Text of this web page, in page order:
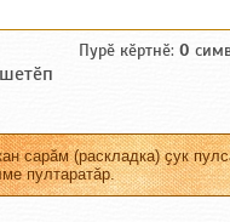
Пурӗ кӗртнӗ: 0
сарӑм (раскладка) ҫук
пултаратӑр.